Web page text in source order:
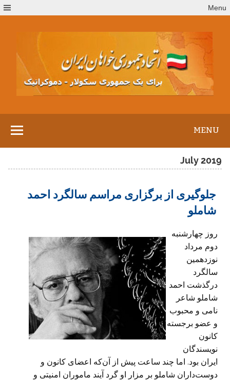
to
Menu
MENU
July 2019
جلوگیری از برگزاری مراسم سالگرد احمد
شاملو
روز چهارشنبه
دوم مرداد
نوزدهمین
سالگرد
درگذشت احمد
شاملو شاعر
نامی و محبوب
و عضو برجسته
کانون
نویسندگان
ایران بود. اما چند ساعت پیش از آن‌که اعضای کانون و
دوست‌داران شاملو بر مزار او گرد آیند ماموران امنیتی و